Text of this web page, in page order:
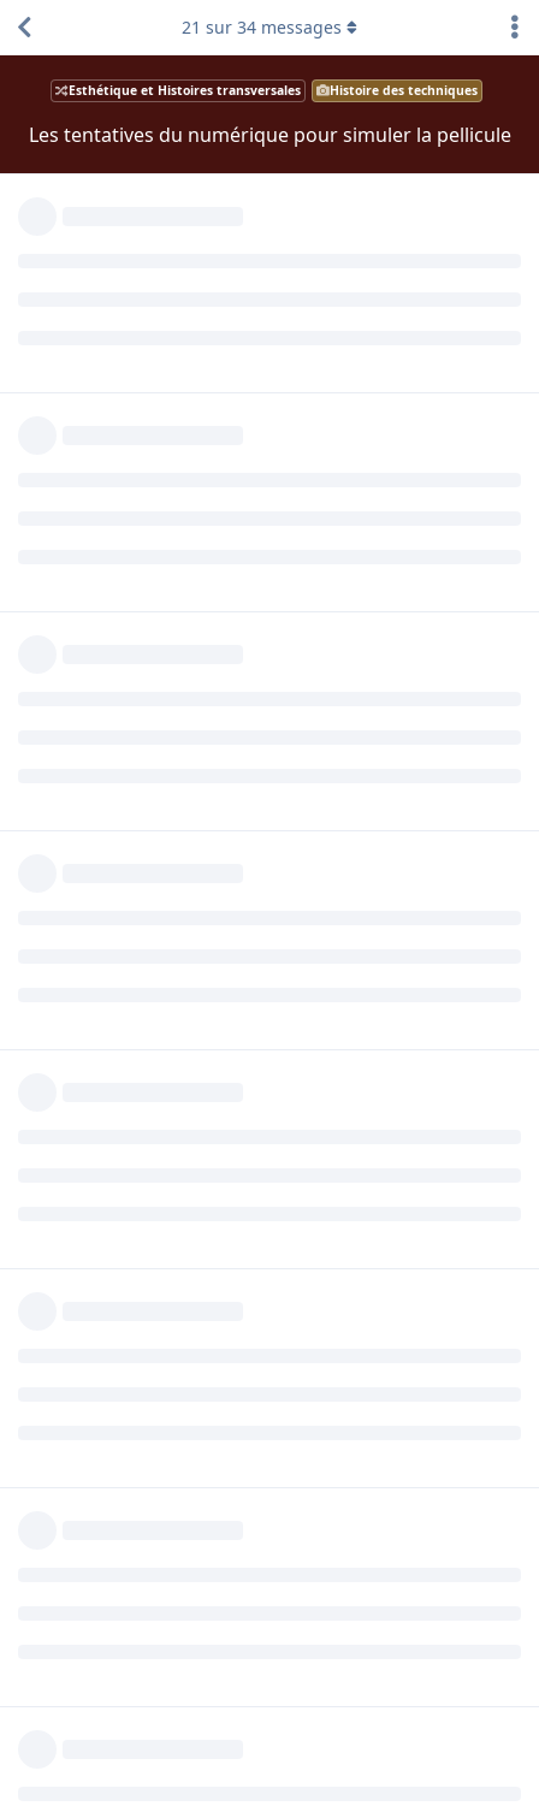
Esthétique et Histoires transversales Histoire des techniques
Les tentatives du numérique pour simuler la pellicule
21 sur 34 messages